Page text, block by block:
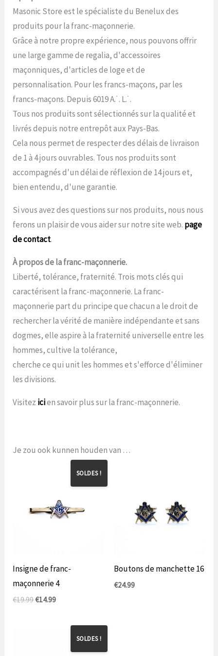
Masonic Store est le spécialiste du Benelux des
produits pour la franc-maçonnerie.
Grâce à notre propre expérience, nous pouvons offrir
une large gamme de regalia, d'accessoires
maçonniques, d'articles de loge et de
personnalisation. Pour les francs-maçons, par les
francs-maçons. Depuis 6019 A.˙. L.˙.
Tous nos produits sont sélectionnés sur la qualité et
livrés depuis notre entrepôt aux Pays-Bas.
Cela nous permet de respecter des délais de livraison
de 1 à 4 jours ouvrables. Tous nos produits sont
accompagnés d'un délai de réflexion de 14 jours et,
bien entendu, d'une garantie.
Si vous avez des questions sur nos produits, nous nous
ferons un plaisir de vous aider sur notre site web. page
de contact.
À propos de la franc-maçonnerie.
Liberté, tolérance, fraternité. Trois mots clés qui
caractérisent la franc-maçonnerie. La franc-
maçonnerie part du principe que chacun a le droit de
rechercher la vérité de manière indépendante et sans
dogmes, elle aspire à la fraternité universelle entre les
hommes, cultive la tolérance,
cherche ce qui unit les hommes et s'efforce d'éliminer
les divisions.
Visitez icien savoir plus sur la franc-maçonnerie.
Je zou ook kunnen houden van …
SOLDES !
Insigne de franc-
maçonnerie 4
€19.99Le
€14.99Le
Boutons de manchette 16
€24.99
SOLDES !